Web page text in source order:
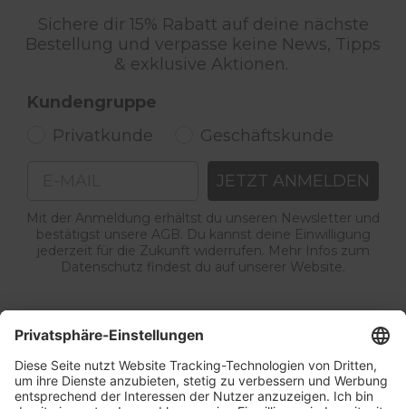
Sichere dir 15% Rabatt auf deine nächste
Bestellung und verpasse keine News, Tipps
& exklusive Aktionen.
Kundengruppe
Privatkunde
Geschäftskunde
JETZT ANMELDEN
Mit der Anmeldung erhältst du unseren Newsletter und
bestätigst unsere AGB. Du kannst deine Einwilligung
jederzeit für die Zukunft widerrufen. Mehr Infos zum
Datenschutz findest du auf unserer Website.